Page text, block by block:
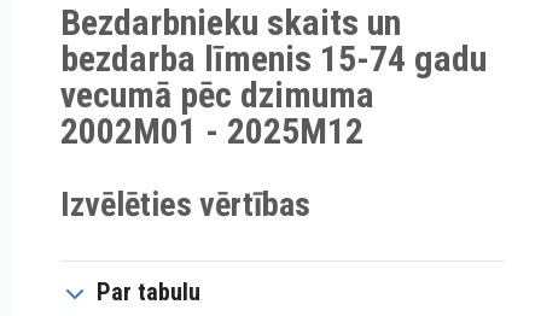
Bezdarbnieku skaits un
bezdarba līmenis 15-74 gadu
vecumā pēc dzimuma
2002M01 - 2025M12
Izvēlēties vērtības
Par tabulu